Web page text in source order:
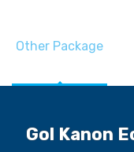
Other Package
Gol Kanon